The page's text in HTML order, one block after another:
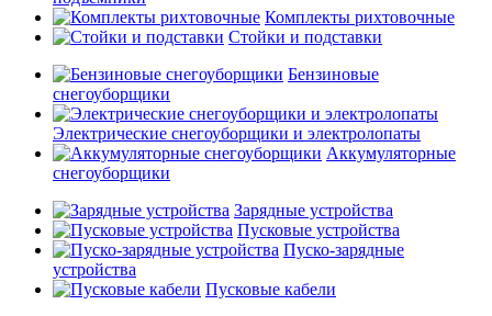
Комплекты рихтовочные
Стойки и подставки
Бензиновые
снегоуборщики
Электрические снегоуборщики и электролопаты
Аккумуляторные
снегоуборщики
Зарядные устройства
Пусковые устройства
Пуско-зарядные
устройства
Пусковые кабели